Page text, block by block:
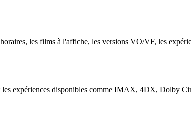
les films à l'affiche, les versions VO/VF, les
les expériences disponibles comme IMAX, 4DX, Dolby